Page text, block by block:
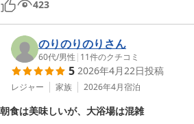
423
のりのりのりさん
60代/男性 | 11件のクチコミ
5 2026年4月22日投稿
レジャー 家族 2026年4月宿泊
朝食は美味しいが、大浴場は混雑